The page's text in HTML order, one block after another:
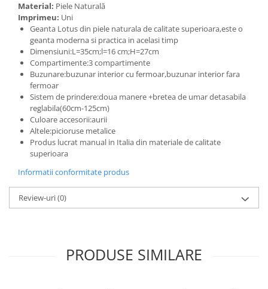
Material: Piele Naturală
Imprimeu: Uni
Geanta Lotus din piele naturala de calitate superioara,este o
geanta moderna si practica in acelasi timp
Dimensiuni:L=35cm;l=16 cm;H=27cm
Compartimente:3 compartimente
Buzunare:buzunar interior cu fermoar,buzunar interior fara
fermoar
Sistem de prindere:doua manere +bretea de umar detasabila
reglabila(60cm-125cm)
Culoare accesorii:aurii
Altele:picioruse metalice
Produs lucrat manual in Italia din materiale de calitate
superioara
Informatii conformitate produs
Review-uri(0)
PRODUSE SIMILARE